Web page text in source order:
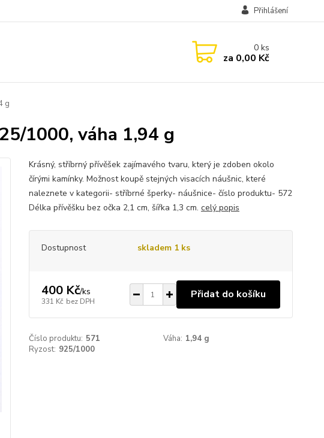
Přihlášení
0ks
za 0,00 Kč
g
1000, váha 1,94 g
Krásný, stříbrný přívěšek zajímavého tvaru, který je zdoben okolo
čírými kamínky. Možnost koupě stejných visacích náušnic, které
naleznete v kategorii- stříbrné šperky- náušnice- číslo produktu- 572
Délka přívěšku bez očka 2,1 cm, šířka 1,3 cm. celý popis
Dostupnost skladem 1 ks
400 Kč/ks
331 Kč bez DPH
Přidat do košíku
Číslo produktu: 571 Váha: 1,94 g
Ryzost: 925/1000